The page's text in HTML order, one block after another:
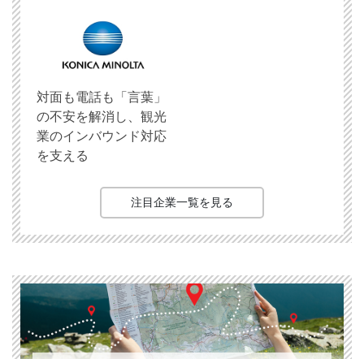
対面も電話も「言葉」
の不安を解消し、観光
業のインバウンド対応
を支える
注目企業一覧を見る